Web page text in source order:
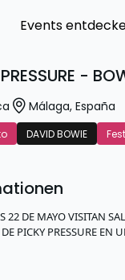
Events
-
Málaga, España
DAVID BOWIE
22 DE MAYO VISITAN
PICKY PRESSURE EN